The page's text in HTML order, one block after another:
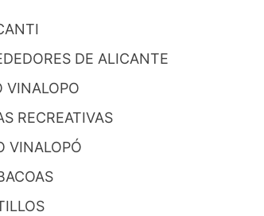
DE ALICANTE
VINALOPO
RECREATIVAS
VINALOPÓ